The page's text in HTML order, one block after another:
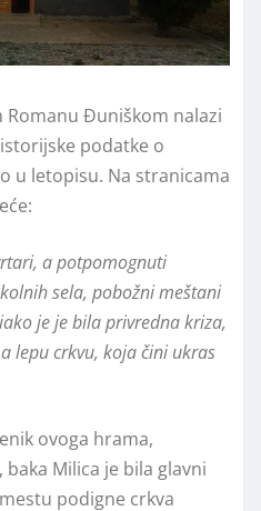
Romanu Đuniškom nalazi
podatke o
u letopisu. Na stranicama
a potpomognuti
sela, pobožni meštani
je je bila privredna kriza,
lepu crkvu, koja čini ukras
ovoga hrama,
Milica je bila glavni
podigne crkva